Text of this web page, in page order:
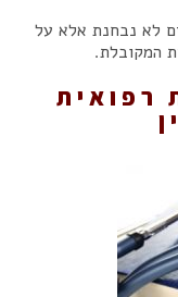
לא נבחנת אלא על
המקובלת.
רפואית